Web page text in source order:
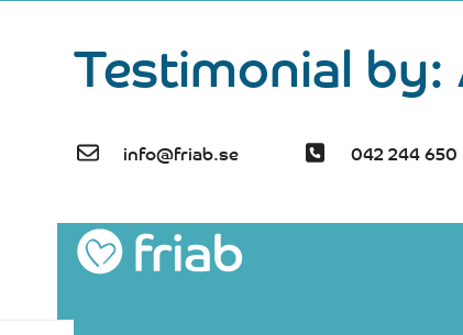
Testimonial
info@friab.se 042 244 650